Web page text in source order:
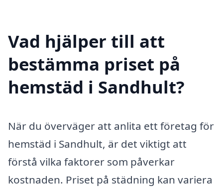
Vad hjälper till att
bestämma priset på
hemstäd i Sandhult?
När du överväger att anlita ett företag för
hemstäd i Sandhult, är det viktigt att
förstå vilka faktorer som påverkar
kostnaden. Priset på städning kan variera